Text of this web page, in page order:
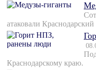
атаковали Краснодарский
Краснодарскому краю.